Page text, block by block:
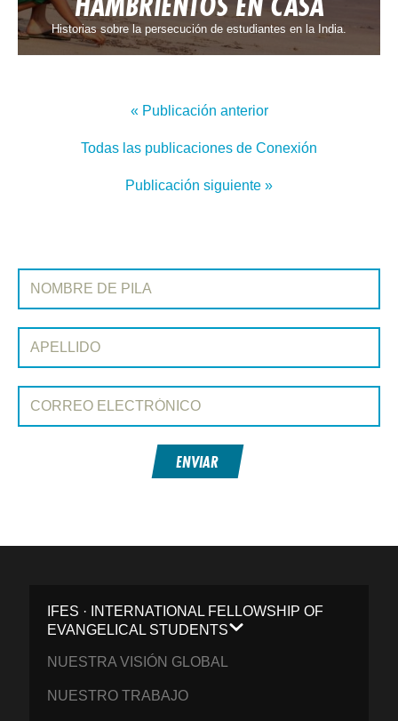
Historias sobre la persecución de estudiantes en la India.
« Publicación anterior
Todas las publicaciones de Conexión
Publicación siguiente »
REGÍSTRATE EN CONEXIÓN
Nombre de pila:
Apellido:
Correo electrónico:
ENVIAR
IFES · INTERNATIONAL FELLOWSHIP OF
EVANGELICAL STUDENTS
NUESTRA VISIÓN GLOBAL
NUESTRO TRABAJO